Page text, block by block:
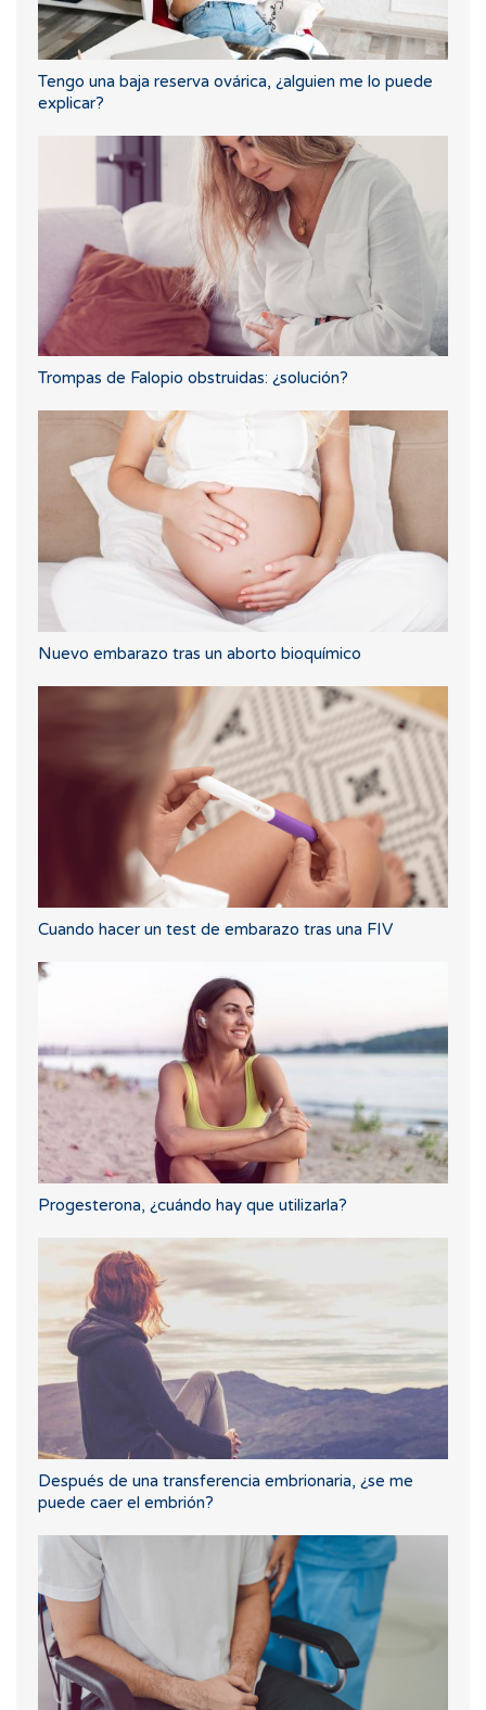
Tengo una baja reserva ovárica, ¿alguien me lo puede
explicar?
Trompas de Falopio obstruidas: ¿solución?
Nuevo embarazo tras un aborto bioquímico
Cuando hacer un test de embarazo tras una FIV
Progesterona, ¿cuándo hay que utilizarla?
Después de una transferencia embrionaria, ¿se me
puede caer el embrión?